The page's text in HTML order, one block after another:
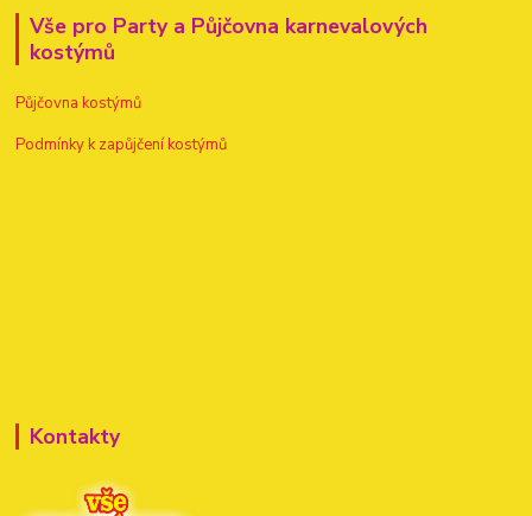
Vše pro Party a Půjčovna karnevalových
kostýmů
Půjčovna kostýmů
Podmínky k zapůjčení kostýmů
Kontakty